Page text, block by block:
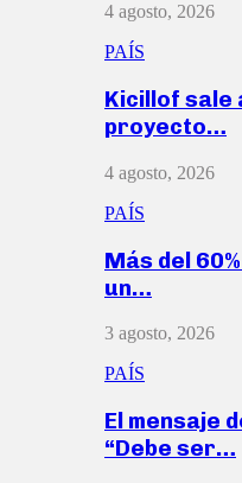
4 agosto, 2026
PAÍS
Kicillof sale
proyecto…
4 agosto, 2026
PAÍS
Más del
un…
3 agosto, 2026
PAÍS
El mensaje
“Debe ser…